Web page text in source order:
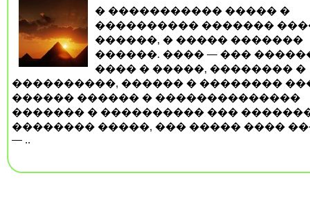
� ����������� ����� �
���������� �������
������, � ����� �������
������. ���� — ���
���� � �����, �������� �
����������, ������ � ��������
������ ������ � ��������������
������� � ���������� ���
�������� �����, ��� ����� ����
— ..